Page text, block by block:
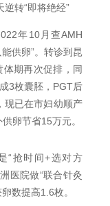
转“即将绝经”
年10月查AMH
供卵”。转诊到昆
体期再次促排，同
3枚囊胚，PGT后
现已在市妇幼顺产
卵节省15万元。
“抢时间+选对方
医院做“联合针灸
数提高1.6枚。